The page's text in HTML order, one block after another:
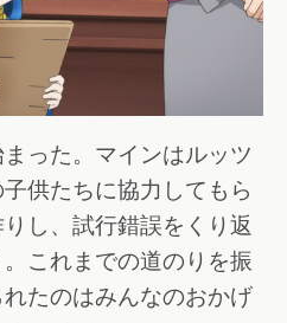
った。マインはルッツ
供たちに協力してもら
し、試行錯誤をくり返
これまでの道のりを振
たのはみんなのおかげ